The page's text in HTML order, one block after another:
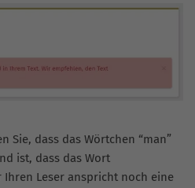
Sie, dass das Wörtchen “man”
ist, dass das Wort
Leser anspricht noch eine